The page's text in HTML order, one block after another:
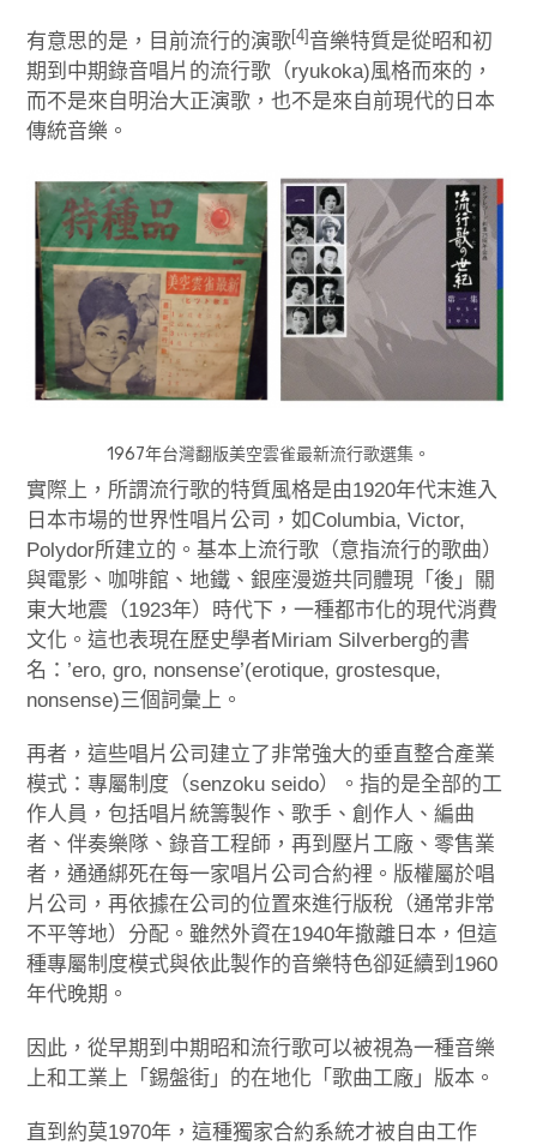
有意思的是，目前流行的演歌[4]音樂特質是從昭和初
期到中期錄音唱片的流行歌（ryukoka)風格而來的，
而不是來自明治大正演歌，也不是來自前現代的日本
傳統音樂。
1967年台灣翻版美空雲雀最新流行歌選集。
實際上，所謂流行歌的特質風格是由1920年代末進入
日本市場的世界性唱片公司，如Columbia, Victor,
Polydor所建立的。基本上流行歌（意指流行的歌曲）
與電影、咖啡館、地鐵、銀座漫遊共同體現「後」關
東大地震（1923年）時代下，一種都市化的現代消費
文化。這也表現在歷史學者Miriam Silverberg的書
名：’ero, gro, nonsense’(erotique, grostesque,
nonsense)三個詞彙上。
再者，這些唱片公司建立了非常強大的垂直整合產業
模式：專屬制度（senzoku seido）。指的是全部的工
作人員，包括唱片統籌製作、歌手、創作人、編曲
者、伴奏樂隊、錄音工程師，再到壓片工廠、零售業
者，通通綁死在每一家唱片公司合約裡。版權屬於唱
片公司，再依據在公司的位置來進行版稅（通常非常
不平等地）分配。雖然外資在1940年撤離日本，但這
種專屬制度模式與依此製作的音樂特色卻延續到1960
年代晚期。
因此，從早期到中期昭和流行歌可以被視為一種音樂
上和工業上「錫盤街」的在地化「歌曲工廠」版本。
直到約莫1970年，這種獨家合約系統才被自由工作